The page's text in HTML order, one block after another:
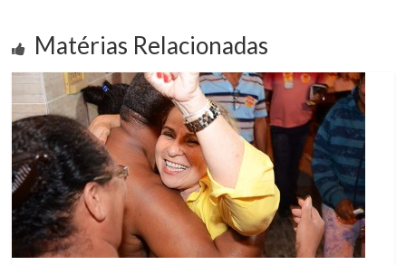
Matérias Relacionadas